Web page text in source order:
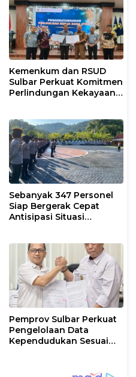
Kemenkum dan RSUD
Sulbar Perkuat Komitmen
Perlindungan Kekayaan
Sebanyak 347 Personel
Siap Bergerak Cepat
Antisipasi Situasi
Pemprov Sulbar Perkuat
Pengelolaan Data
Kependudukan Sesuai